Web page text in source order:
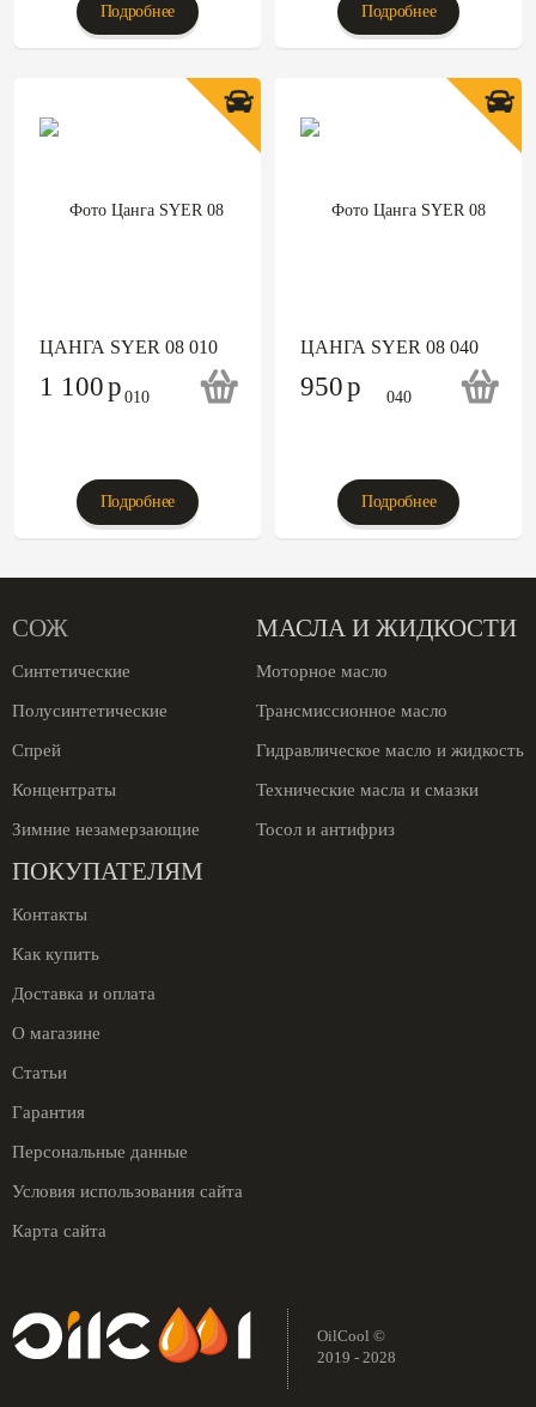
Подробнее Подробнее
ЦАНГА SYER 08 010
1 100p
Подробнее
ЦАНГА SYER 08 040
950p
Подробнее
СОЖ
Синтетические
Полусинтетические
Спрей
Концентраты
Зимние незамерзающие
МАСЛА И ЖИДКОСТИ
Моторное масло
Трансмиссионное масло
Гидравлическое масло и жидкость
Технические масла и смазки
Тосол и антифриз
ПОКУПАТЕЛЯМ
Контакты
Как купить
Доставка и оплата
О магазине
Статьи
Гарантия
Персональные данные
Условия использования сайта
Карта сайта
OilCool ©
2019 - 2028